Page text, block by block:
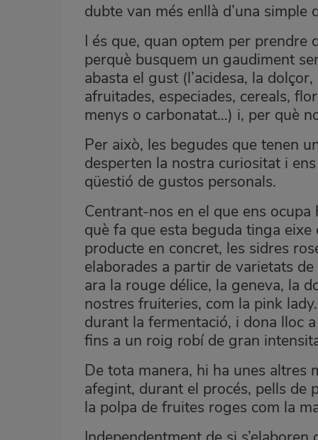
dubte van més enllà d’una simple
I és que, quan optem per prendre
perquè busquem un gaudiment
abasta el gust (l’acidesa, la
afruitades, especiades, cereals,
menys o carbonatat…) i, per què
Per això, les begudes que tenen
desperten la nostra curiositat i
qüestió de gustos personals.
Centrant-nos en el que ens
què fa que esta beguda tinga
producte en concret, les sidres
elaborades a partir de varietats
ara la rouge délice, la geneva, la
nostres fruiteries, com la pink
durant la fermentació, i dona lloc
fins a un roig robí de gran
De tota manera, hi ha unes altres
afegint, durant el procés, pells de
la polpa de fruites roges com la